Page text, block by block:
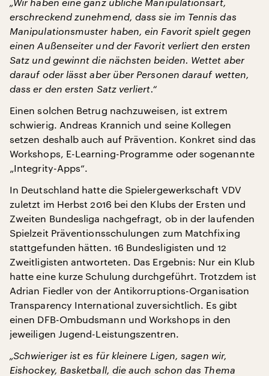
erschreckend zunehmend, dass sie im Tennis das
Manipulationsmuster haben, ein Favorit spielt gegen
einen Außenseiter und der Favorit verliert den ersten
Satz und gewinnt die nächsten beiden. Wettet aber
darauf oder lässt aber über Personen darauf wetten,
dass er den ersten Satz verliert.“
Einen solchen Betrug nachzuweisen, ist extrem
schwierig. Andreas Krannich und seine Kollegen
setzen deshalb auch auf Prävention. Konkret sind das
Workshops, E-Learning-Programme oder sogenannte
„Integrity-Apps“.
In Deutschland hatte die Spielergewerkschaft VDV
zuletzt im Herbst 2016 bei den Klubs der Ersten und
Zweiten Bundesliga nachgefragt, ob in der laufenden
Spielzeit Präventionsschulungen zum Matchfixing
stattgefunden hätten. 16 Bundesligisten und 12
Zweitligisten antworteten. Das Ergebnis: Nur ein Klub
hatte eine kurze Schulung durchgeführt. Trotzdem ist
Adrian Fiedler von der Antikorruptions-Organisation
Transparency International zuversichtlich. Es gibt
einen DFB-Ombudsmann und Workshops in den
jeweiligen Jugend-Leistungszentren.
„Schwieriger ist es für kleinere Ligen, sagen wir,
Eishockey, Basketball, die auch schon das Thema